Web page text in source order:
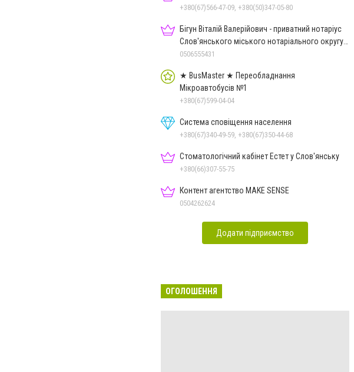
+380(67)566-47-09, +380(50)347-05-80
Бігун Віталій Валерійович - приватний нотаріус
Слов'янського міського нотаріального округу
Дон.обл.
0506555431
★ BusMaster ★ Переобладнання
Мікроавтобусів №1
+380(67)599-04-04
Система сповіщення населення
+380(67)340-49-59, +380(67)350-44-68
Стоматологічний кабінет Естет у Слов'янську
+380(66)307-55-75
Контент агентство MAKE SENSE
0504262624
Додати підприємство
ОГОЛОШЕННЯ